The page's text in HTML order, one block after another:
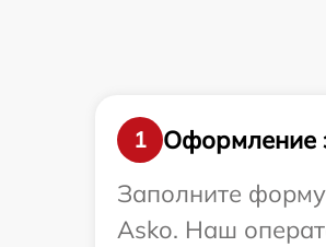
1
Оформление
Заполните
Asko. Наш